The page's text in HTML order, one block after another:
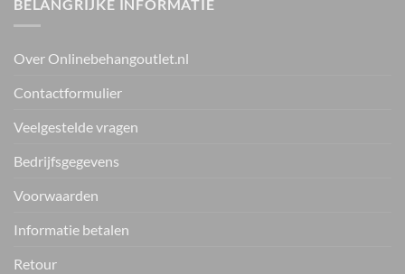
BELANGRIJKE INFORMATIE
Over Onlinebehangoutlet.nl
Contactformulier
Veelgestelde vragen
Bedrijfsgegevens
Voorwaarden
Informatie betalen
Retour